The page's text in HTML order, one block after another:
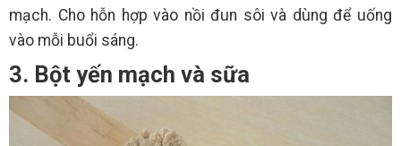
mạch. Cho hỗn hợp vào nồi đun sôi và dùng để uống
vào mỗi buổi sáng.
3. Bột yến mạch và sữa